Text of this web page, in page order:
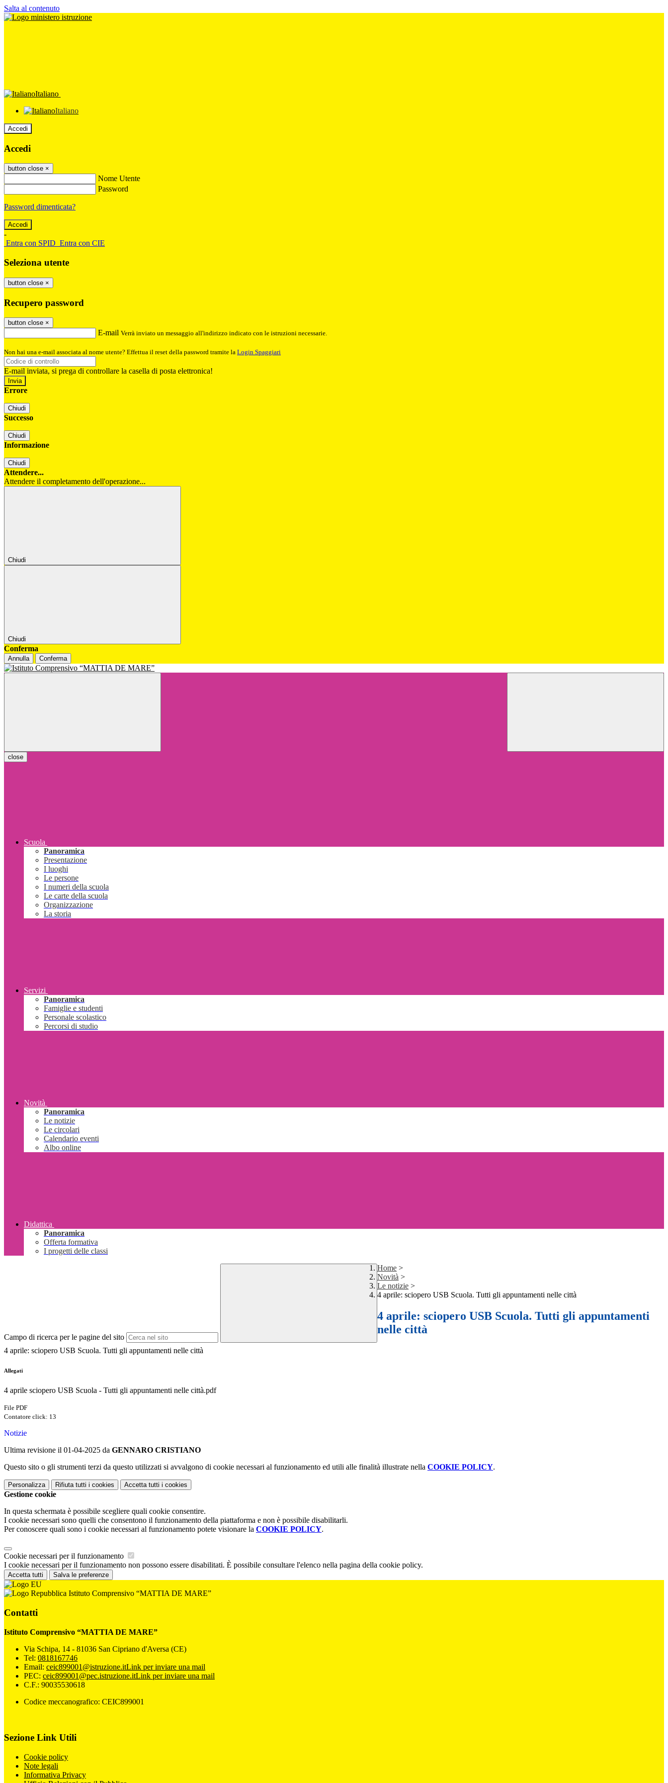
Salta al contenuto
Italiano
Italiano
Accedi
Accedi
button close ×
Nome Utente
Password
Password dimenticata?
-
Entra con SPID Entra con CIE
Seleziona utente
button close ×
Recupero password
button close ×
E-mail Verrà inviato un messaggio all'indirizzo indicato con le istruzioni necessarie.
Non hai una e-mail associata al nome utente? Effettua il reset della password tramite la Login Spaggiari
E-mail inviata, si prega di controllare la casella di posta elettronica!
Errore
Chiudi
Successo
Chiudi
Informazione
Chiudi
Attendere...
Attendere il completamento dell'operazione...
Chiudi
Chiudi
Conferma
Annulla Conferma
close
Scuola
Panoramica
Presentazione
I luoghi
Le persone
I numeri della scuola
Le carte della scuola
Organizzazione
La storia
Servizi
Panoramica
Famiglie e studenti
Personale scolastico
Percorsi di studio
Novità
Panoramica
Le notizie
Le circolari
Calendario eventi
Albo online
Didattica
Panoramica
Offerta formativa
I progetti delle classi
Campo di ricerca per le pagine del sito
Home >
Novità >
Le notizie >
4 aprile: sciopero USB Scuola. Tutti gli appuntamenti nelle città
4 aprile: sciopero USB Scuola. Tutti gli appuntamenti
nelle città
4 aprile: sciopero USB Scuola. Tutti gli appuntamenti nelle città
Allegati
4 aprile sciopero USB Scuola - Tutti gli appuntamenti nelle città.pdf
File PDF
Contatore click: 13
Notizie
Ultima revisione il 01-04-2025 da GENNARO CRISTIANO
Questo sito o gli strumenti terzi da questo utilizzati si avvalgono di cookie necessari al funzionamento ed utili alle finalità illustrate nella COOKIE POLICY.
Personalizza Rifiuta tutti i cookies Accetta tutti i cookies
Gestione cookie
In questa schermata è possibile scegliere quali cookie consentire.
I cookie necessari sono quelli che consentono il funzionamento della piattaforma e non è possibile disabilitarli.
Per conoscere quali sono i cookie necessari al funzionamento potete visionare la COOKIE POLICY.
Cookie necessari per il funzionamento
I cookie necessari per il funzionamento non possono essere disabilitati. È possibile consultare l'elenco nella pagina della cookie policy.
Accetta tutti Salva le preferenze
Istituto Comprensivo “MATTIA DE MARE”
Contatti
Istituto Comprensivo “MATTIA DE MARE”
Via Schipa, 14 - 81036 San Cipriano d'Aversa (CE)
Tel: 0818167746
Email: ceic899001@istruzione.itLink per inviare una mail
PEC: ceic899001@pec.istruzione.itLink per inviare una mail
C.F.: 90035530618
Codice meccanografico: CEIC899001
Sezione Link Utili
Cookie policy
Note legali
Informativa Privacy